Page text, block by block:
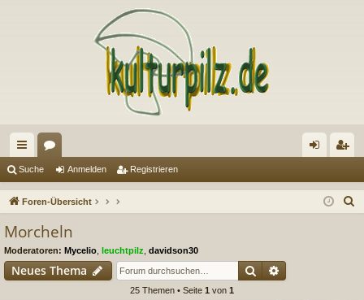
ch
ne
riff
en m ist
Suche Anmelden Registrieren
Foren-Übersicht
Morcheln
Moderatoren: Mycelio leuchtpilz davidson30
Neues Thema Suche
25 Themen • Seite 1 von 1